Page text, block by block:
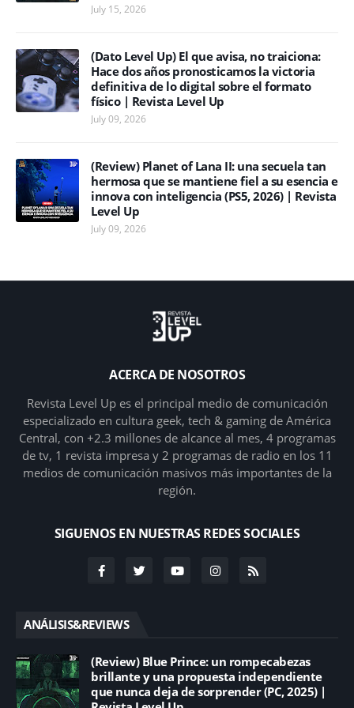
July 15, 2026
(Dato Level Up) El que avisa, no traiciona:
Hace dos años pronosticamos la victoria
definitiva de lo digital sobre el formato
físico | Revista Level Up
July 09, 2026
(Review) Planet of Lana II: una secuela tan
hermosa que se mantiene fiel a su esencia e
innova con inteligencia (PS5, 2026) | Revista
Level Up
July 09, 2026
ACERCA DE NOSOTROS
Revista Level Up es el principal medio de comunicación
especializado en cultura geek, tech & gaming de América
Central, con +2.3 millones de alcance al mes, 4 programas
de tv, 1 revista impresa y 2 programas de radio en los 11
medios de comunicación masivos más importantes de la
región.
SIGUENOS EN NUESTRAS REDES SOCIALES
ANÁLISIS&REVIEWS
(Review) Blue Prince: un rompecabezas
brillante y una propuesta independiente
que nunca deja de sorprender (PC, 2025) |